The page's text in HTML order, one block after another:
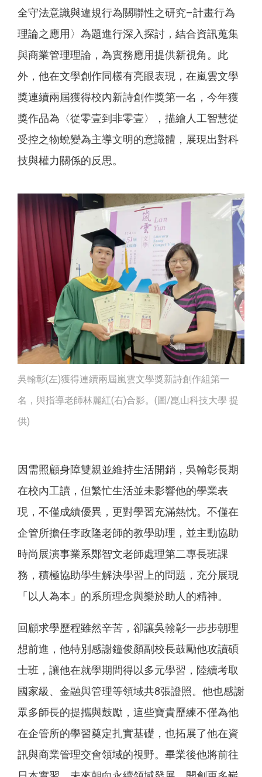
全守法意識與違規行為關聯性之研究–計畫行為
理論之應用〉為題進行深入探討，結合資訊蒐集
與商業管理理論，為實務應用提供新視角。此
外，他在文學創作同樣有亮眼表現，在嵐雲文學
獎連續兩屆獲得校內新詩創作獎第一名，今年獲
獎作品為〈從零壹到非零壹〉，描繪人工智慧從
受控之物蛻變為主導文明的意識體，展現出對科
技與權力關係的反思。
吳翰彰(左)獲得連續兩屆嵐雲文學獎新詩創作組第一
名，與指導老師林麗紅(右)合影。(圖/崑山科技大學 提
供)
因需照顧身障雙親並維持生活開銷，吳翰彰長期
在校內工讀，但繁忙生活並未影響他的學業表
現，不僅成績優異，更對學習充滿熱忱。不僅在
企管所擔任李政隆老師的教學助理，並主動協助
時尚展演事業系鄭智文老師處理第二專長班課
務，積極協助學生解決學習上的問題，充分展現
「以人為本」的系所理念與樂於助人的精神。
回顧求學歷程雖然辛苦，卻讓吳翰彰一步步朝理
想前進，他特別感謝鐘俊顏副校長鼓勵他攻讀碩
士班，讓他在就學期間得以多元學習，陸續考取
國家級、金融與管理等領域共8張證照。他也感謝
眾多師長的提攜與鼓勵，這些寶貴歷練不僅為他
在企管所的學習奠定扎實基礎，也拓展了他在資
訊與商業管理交會領域的視野。畢業後他將前往